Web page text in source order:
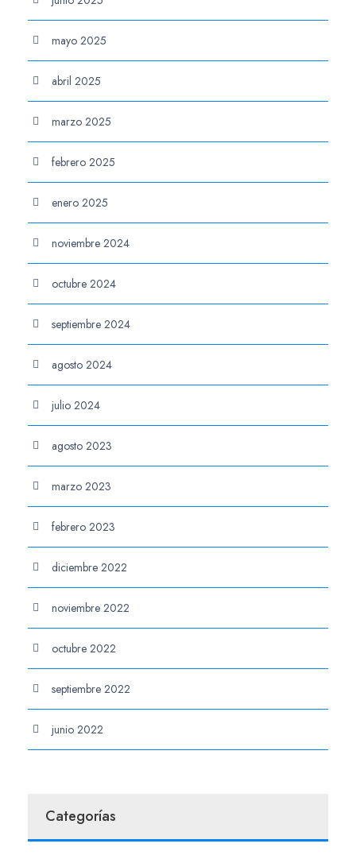
mayo 2025
abril 2025
marzo 2025
febrero 2025
enero 2025
noviembre 2024
octubre 2024
septiembre 2024
agosto 2024
julio 2024
agosto 2023
marzo 2023
febrero 2023
diciembre 2022
noviembre 2022
octubre 2022
septiembre 2022
junio 2022
Categorías